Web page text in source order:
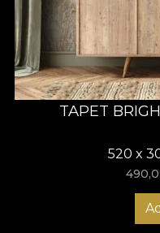
TAPET
520 x